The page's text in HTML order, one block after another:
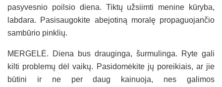
pasyvesnio poilsio diena. Tiktų užsiimti menine kūryba,
labdara. Pasisaugokite abejotiną moralę propaguojančio
sambūrio pinklių.
MERGELĖ. Diena bus drauginga, šurmulinga. Ryte gali
kilti problemų dėl vaikų. Pasidomėkite jų poreikiais, ar jie
būtini ir ne per daug kainuoja, nes galimos